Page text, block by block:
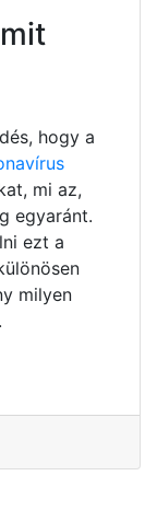
hogy a
mi az,
egyaránt.
ezt a
milyen